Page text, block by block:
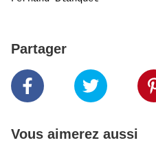
Partager
Vous aimerez aussi